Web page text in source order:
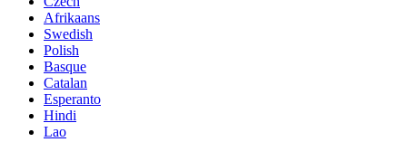
Afrikaans
Swedish
Polish
Basque
Catalan
Esperanto
Hindi
Lao